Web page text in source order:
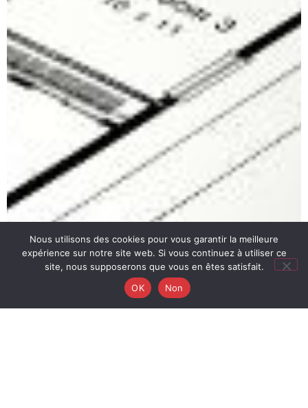
Nous utilisons des cookies pour vous garantir la meilleure
expérience sur notre site web. Si vous continuez à utiliser ce
site, nous supposerons que vous en êtes satisfait.
OK
Non